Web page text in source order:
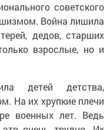
советского
Война лишила
дедов, старших
взрослые, но и
детей детства,
На их хрупкие плечи
военных лет. Ведь